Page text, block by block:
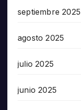
septiembre 2025
agosto 2025
julio 2025
junio 2025